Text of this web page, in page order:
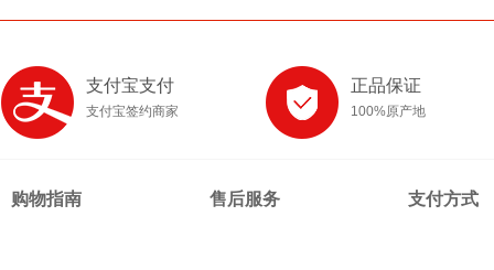
支付宝支付
支付宝签约商家
正品保证
100%原产地
购物指南 售后服务 支付方式